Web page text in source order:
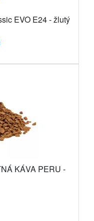
EVO E24 - žlutý
KÁVA PERU -